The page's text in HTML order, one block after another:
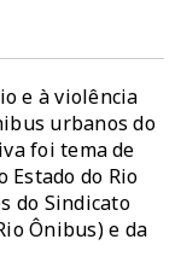
e à violência
urbanos do
foi tema de
do Rio
do Sindicato
Ônibus) e da